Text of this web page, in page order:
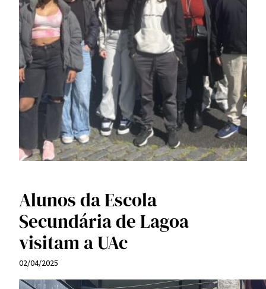
Alunos da Escola
Secundária de Lagoa
visitam a UAc
02/04/2025